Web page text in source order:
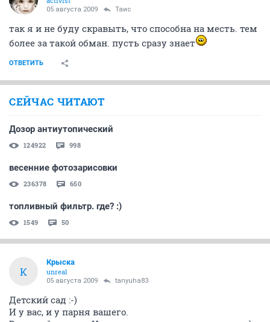
05 августа 2009 Таис
так я и не буду скравыть, что способна на месть. тем
более за такой обман. пусть сразу знает
ОТВЕТИТЬ
СЕЙЧАС ЧИТАЮТ
Дозор антиутопический
124922 998
весенние фотозарисовки
236378 650
топливный фильтр. где? :)
1549 50
К
Крыска
unreal
05 августа 2009 tanyuha83
Детский сад :-)
И у вас, и у парня вашего.